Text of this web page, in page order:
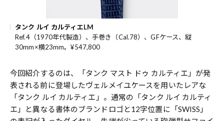
タンク ルイ カルティエLM
Ref.4（1970年代製造）、手巻き（Cal.78）、GFケース、縦
30mm×横23mm。¥547,800
今回紹介するのは、「タンク マスト ドゥ カルティエ」が発
表される前に登場したヴェルメイユケースを用いたレアな
「タンク ルイ カルティエ」。通常の「タンク ルイ カルティ
エ」と異なる書体のブランドロゴと12字位置に「SWISS」